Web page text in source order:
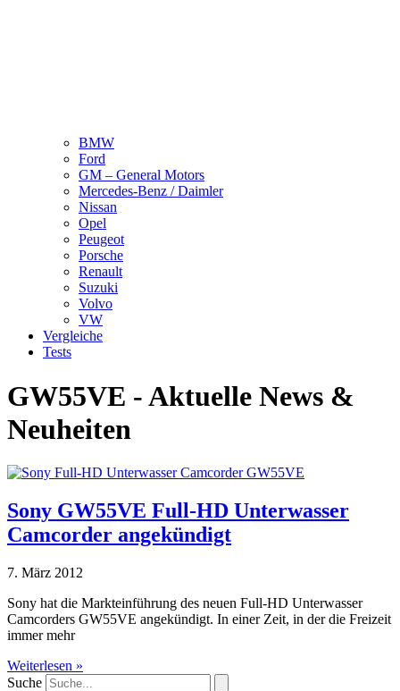
BMW
Ford
GM – General Motors
Mercedes-Benz / Daimler
Nissan
Opel
Peugeot
Porsche
Renault
Suzuki
Volvo
VW
Vergleiche
Tests
GW55VE - Aktuelle News &
Neuheiten
Sony GW55VE Full-HD Unterwasser
Camcorder angekündigt
7. März 2012
Sony hat die Markteinführung des neuen Full-HD Unterwasser
Camcorders GW55VE angekündigt. In einer Zeit, in der die Freizeit
immer mehr
Weiterlesen »
Suche